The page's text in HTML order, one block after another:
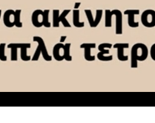
Εξιχνιάστηκε η κλοπή